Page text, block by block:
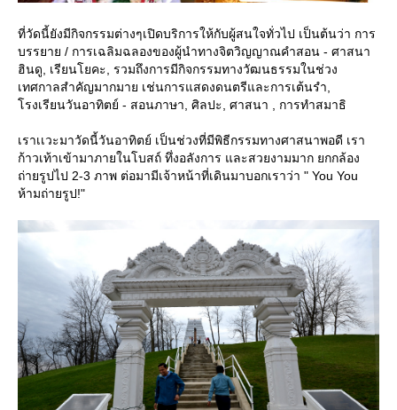
ที่วัดนี้ยังมีกิจกรรมต่างๆเปิดบริการให้กับผู้สนใจทั่วไป เป็นต้นว่า การ
บรรยาย / การเฉลิมฉลองของผู้นำทางจิตวิญญาณคำสอน - ศาสนา
ฮินดู, เรียนโยคะ, รวมถึงการมีกิจกรรมทางวัฒนธรรมในช่วง
เทศกาลสำคัญมากมาย เช่นการแสดงดนตรีและการเต้นรำ,
โรงเรียนวันอาทิตย์ - สอนภาษา, ศิลปะ, ศาสนา , การทำสมาธิ
เราเเวะมาวัดนี้วันอาทิตย์ เป็นช่วงที่มีพิธีกรรมทางศาสนาพอดี เรา
ก้าวเท้าเข้ามาภายในโบสถ์ ทึ่งอลังการ และสวยงามมาก ยกกล้อง
ถ่ายรูปไป 2-3 ภาพ ต่อมามีเจ้าหน้าที่เดินมาบอกเราว่า " You You
ห้ามถ่ายรูป!"